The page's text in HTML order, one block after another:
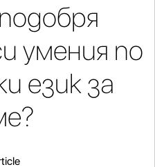
умения по
език за